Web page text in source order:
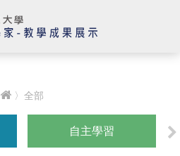
〉全部
自主學習